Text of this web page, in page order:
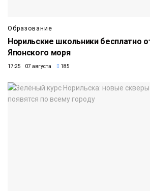
Образование
Норильские школьники бесплатно
Японского моря
17:25 07 августа 185